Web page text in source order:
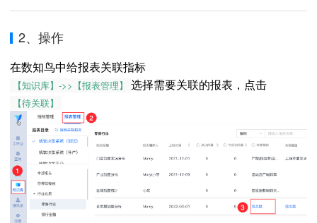
2、操作
在数知鸟中给报表关联指标
【知识库】->>【报表管理】 选择需要关联的报表，点击
【待关联】